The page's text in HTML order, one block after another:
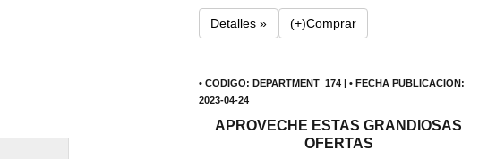
Detalles » (+)Comprar
• CODIGO: DEPARTMENT_174 | • FECHA PUBLICACION:
2023-04-24
APROVECHE ESTAS GRANDIOSAS
OFERTAS